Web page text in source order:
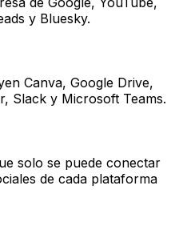
y Bluesky.
Canva, Google Drive,
Slack y Microsoft Teams.
solo se puede conectar
de cada plataforma